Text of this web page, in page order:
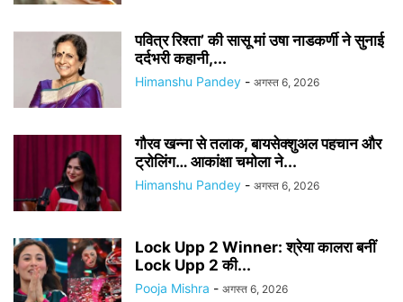
पवित्र रिश्ता’ की सासू मां उषा नाडकर्णी ने सुनाई
दर्दभरी कहानी,...
Himanshu Pandey - अगस्त 6, 2026
गौरव खन्ना से तलाक, बायसेक्शुअल पहचान और
ट्रोलिंग… आकांक्षा चमोला ने...
Himanshu Pandey - अगस्त 6, 2026
Lock Upp 2 Winner: श्रेया कालरा बनीं
Lock Upp 2 की...
Pooja Mishra - अगस्त 6, 2026